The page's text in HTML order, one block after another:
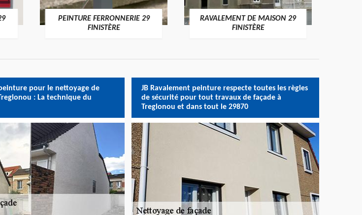
PEINTURE FERRONNERIE 29
FINISTÈRE
RAVALEMENT DE MAISON 29
FINISTÈRE
pour le nettoyage de
: La technique du
JB Ravalement peinture respecte toutes les règles
de sécurité pour tout travaux de façade à
Treglonou et dans tout le 29870